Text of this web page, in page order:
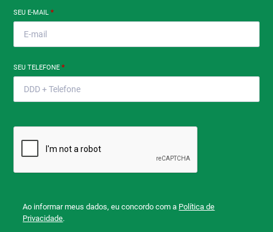
SEU E-MAIL*
SEU TELEFONE*
Ao informar meus dados, eu concordo com a Política de
Privacidade.